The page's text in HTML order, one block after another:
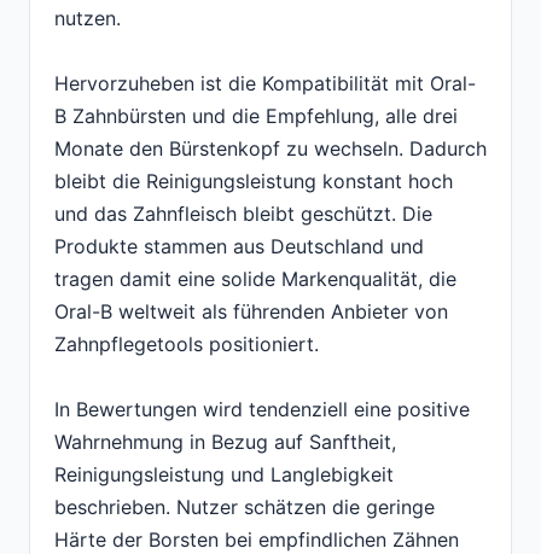
nutzen.
Hervorzuheben ist die Kompatibilität mit Oral-
B Zahnbürsten und die Empfehlung, alle drei
Monate den Bürstenkopf zu wechseln. Dadurch
bleibt die Reinigungsleistung konstant hoch
und das Zahnfleisch bleibt geschützt. Die
Produkte stammen aus Deutschland und
tragen damit eine solide Markenqualität, die
Oral-B weltweit als führenden Anbieter von
Zahnpflegetools positioniert.
In Bewertungen wird tendenziell eine positive
Wahrnehmung in Bezug auf Sanftheit,
Reinigungsleistung und Langlebigkeit
beschrieben. Nutzer schätzen die geringe
Härte der Borsten bei empfindlichen Zähnen